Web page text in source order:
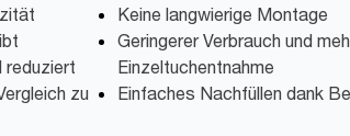
reduziert
zu
Keine langwierige Montage
Geringerer Verbrauch und
Einzeltuchentnahme
Einfaches Nachfüllen dank